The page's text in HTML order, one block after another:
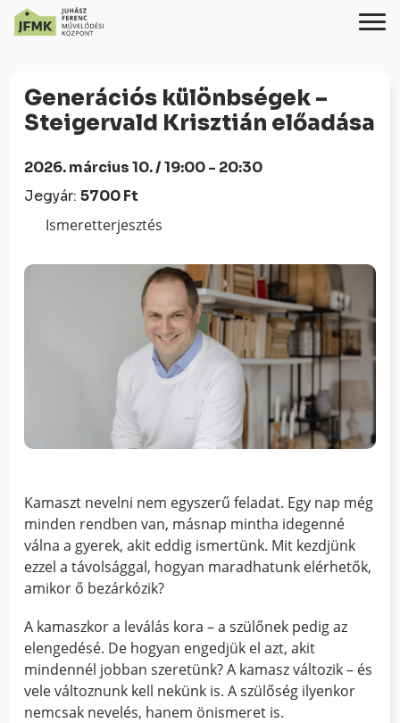
Content
navigációhoz
Generációs különbségek –
Steigervald Krisztián előadása
2026. március 10. / 19:00 - 20:30
Jegyár:5700 Ft
Ismeretterjesztés
Kamaszt nevelni nem egyszerű feladat. Egy nap még
minden rendben van, másnap mintha idegenné
válna a gyerek, akit eddig ismertünk. Mit kezdjünk
ezzel a távolsággal, hogyan maradhatunk elérhetők,
amikor ő bezárkózik?
A kamaszkor a leválás kora – a szülőnek pedig az
elengedésé. De hogyan engedjük el azt, akit
mindennél jobban szeretünk? A kamasz változik – és
vele változnunk kell nekünk is. A szülőség ilyenkor
nemcsak nevelés, hanem önismeret is.